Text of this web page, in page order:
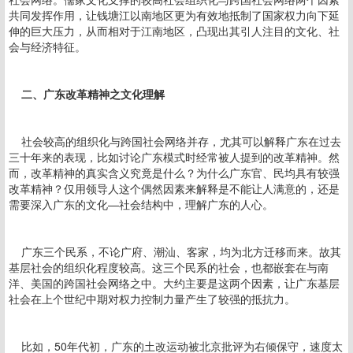
共同发挥作用，让钱塘江以南地区更为有效地抵制了国家权力向下延
伸的巨大压力，从而相对于江南地区，凸现出其引人注目的文化、社
会与经济特征。
二、广东改革精神之文化理解
社会较高的组织化与跨国社会网络并存，尤其可以解释广东在过去
三十年来的表现，比如讨论广东模式时经常被人提到的改革精神。然
而，改革精神的真实含义究竟是什么？为什么广东官、民均具有较强
改革精神？仅用领导人这个偶然因素来解释是不能让人满意的，还是
需要深入广东的文化—社会结构中，理解广东的人心。
广东三个民系，不论广府、潮汕、客家，均为北方迁移而来。故其
基层社会的组织化程度较高。这三个民系的社会，也都嵌套在与南
洋、美国的跨国社会网络之中。大约主要是这两个因素，让广东基层
社会在上个世纪中期对权力控制力量产生了较强的抵抗力。
比如，50年代初，广东的土改运动被北京批评为右倾保守，速度太